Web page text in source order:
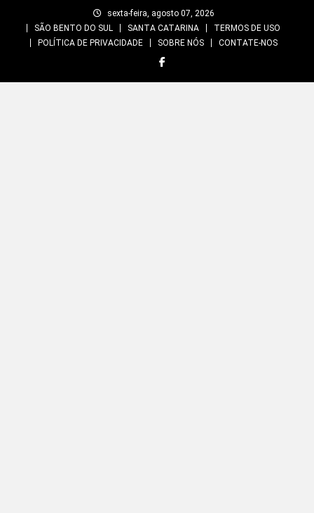
sexta-feira, agosto 07, 2026
SÃO BENTO DO SUL
SANTA CATARINA
TERMOS DE USO
POLÍTICA DE PRIVACIDADE
SOBRE NÓS CONTATE-NOS